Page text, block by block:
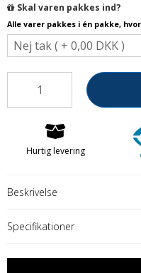
Skal varen pakkes ind?
Alle varer pakkes i én pakke,
Hurtig levering
Beskrivelse
Specifikationer